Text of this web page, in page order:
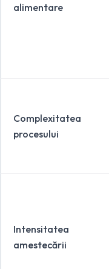
alimentare
Complexitatea
procesului
Intensitatea
amestecării